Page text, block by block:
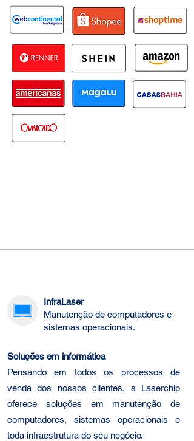
InfraLaser
Manutenção de computadores e
sistemas operacionais.
Soluções em informática
Pensando em todos os processos de
venda dos nossos clientes, a Laserchip
oferece soluções em manutenção de
computadores, sistemas operacionais e
toda infraestrutura do seu negócio.